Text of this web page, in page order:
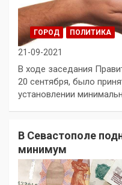
ГОРОД ПОЛИТИКА
21-09-2021
В ходе заседания
20 сентября, было
установлении
В Севастополе
минимум